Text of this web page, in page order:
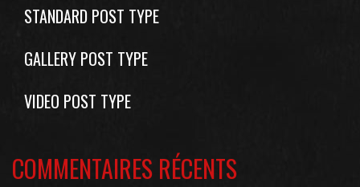
STANDARD POST TYPE
GALLERY POST TYPE
VIDEO POST TYPE
COMMENTAIRES RÉCENTS